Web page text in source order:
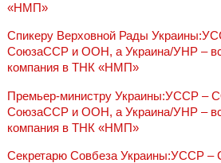
«НМП»
Спикеру Верховной Рады
СоюзаССР и ООН, а Украина/УНР –
компания в ТНК «НМП»
Премьер-министру Украины:УССР
СоюзаССР и ООН, а Украина/УНР –
компания в ТНК «НМП»
Секретарю Совбеза Украины:УССР